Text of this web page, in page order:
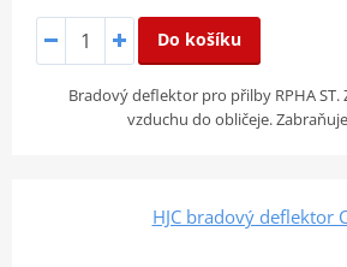
Do košíku
Bradový deflektor pro přilby RPHA ST.
vzduchu do obličeje.
HJC bradový deflektor